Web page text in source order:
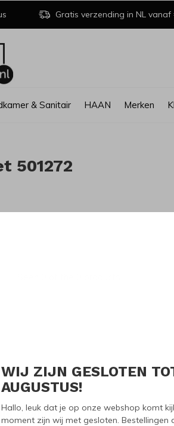
WIJ ZIJN GESLOTEN
AUGUSTUS!
Hallo, leuk dat je op onze webshop komt
moment zijn wij met gesloten. Bestellingen
& Sanitair HAAN Merken
Gratis verzending in NL
501272